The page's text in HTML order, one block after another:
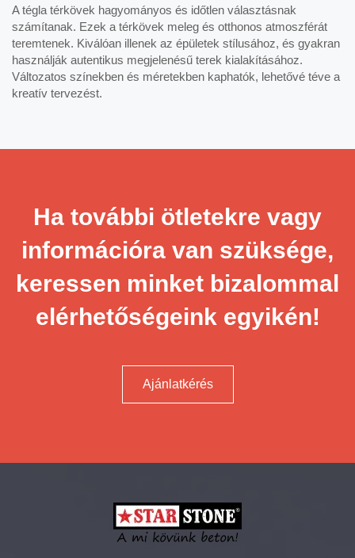
A tégla térkövek hagyományos és időtlen választásnak
számítanak. Ezek a térkövek meleg és otthonos atmoszférát
teremtenek. Kiválóan illenek az épületek stílusához, és gyakran
használják autentikus megjelenésű terek kialakításához.
Változatos színekben és méretekben kaphatók, lehetővé téve a
kreatív tervezést.
Ha további ötletekre vagy
információra van szüksége,
keressen minket bizalommal
elérhetőségeink egyikén!
Ajánlatkérés